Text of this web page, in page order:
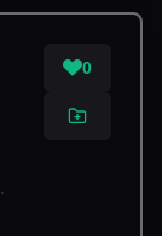
0